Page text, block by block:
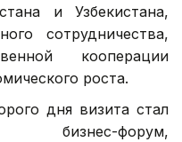
и Узбекистана,
сотрудничества,
кооперации
роста.
дня визита стал
бизнес-форум,